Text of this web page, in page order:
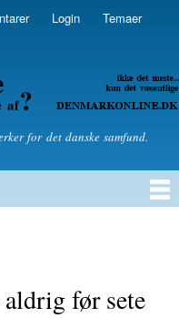
Login Temaer
om politik
for det danske samfund.
før sete